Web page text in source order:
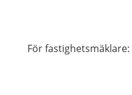
För fastighetsmäklare: